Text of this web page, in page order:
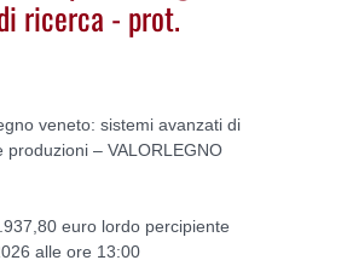
ricerca - prot.
veneto: sistemi avanzati di
produzioni – VALORLEGNO
euro lordo percipiente
alle ore 13:00